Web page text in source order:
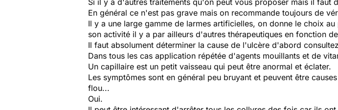
Si il y a d'autres traitements qu'on peut vous proposer mais il faut
En général ce n'est pas grave mais on recommande toujours de
Il y a une large gamme de larmes artificielles, on donne le choix
son activité il y a par ailleurs d'autres thérapeutiques en fonction
Il faut absolument déterminer la cause de l'ulcère d'abord
Dans tous les cas application répétée d'agents mouillants et de
Un capillaire est un petit vaisseau qui peut être anormal et éclater.
Les symptômes sont en général peu bruyant et peuvent être
flou...
Oui.